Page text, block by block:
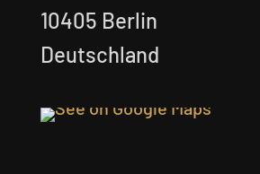
10405 Berlin
Deutschland